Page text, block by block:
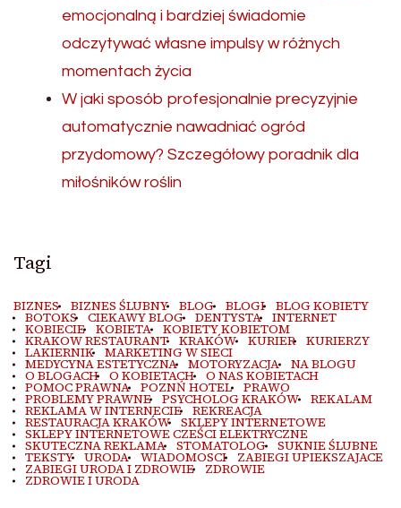
emocjonalną i bardziej świadomie
odczytywać własne impulsy w różnych
momentach życia
W jaki sposób profesjonalnie precyzyjnie
automatycznie nawadniać ogród
przydomowy? Szczegółowy poradnik dla
miłośników roślin
Tagi
BIZNES BIZNES ŚLUBNY BLOG BLOGI BLOG KOBIETY
BOTOKS CIEKAWY BLOG DENTYSTA INTERNET
KOBIECIE KOBIETA KOBIETY KOBIETOM
KRAKOW RESTAURANT KRAKÓW KURIER KURIERZY
LAKIERNIK MARKETING W SIECI
MEDYCYNA ESTETYCZNA MOTORYZACJA NA BLOGU
O BLOGACH O KOBIETACH O NAS KOBIETACH
POMOC PRAWNA POZNŃ HOTEL PRAWO
PROBLEMY PRAWNE PSYCHOLOG KRAKÓW REKALAM
REKLAMA W INTERNECIE REKREACJA
RESTAURACJA KRAKÓW SKLEPY INTERNETOWE
SKLEPY INTERNETOWE CZEŚCI ELEKTRYCZNE
SKUTECZNA REKLAMA STOMATOLOG SUKNIE ŚLUBNE
TEKSTY URODA WIADOMOSCI ZABIEGI UPIEKSZAJACE
ZABIEGI URODA I ZDROWIE ZDROWIE
ZDROWIE I URODA